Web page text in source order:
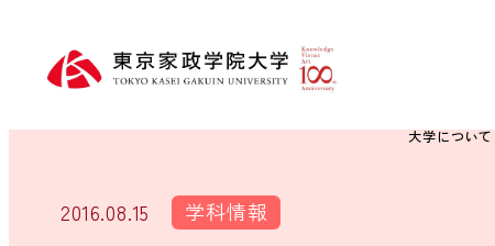
大学について
2016.08.15 学科情報